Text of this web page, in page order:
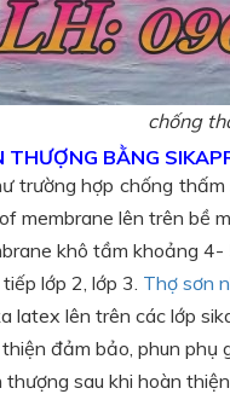
chống
BẰNG
trường hợp chống
membrane lên trên bề
khô tầm khoảng
lớp 2, lớp 3. Thợ sơn
latex lên trên các lớp
đảm bảo, phun phụ
sau khi hoàn